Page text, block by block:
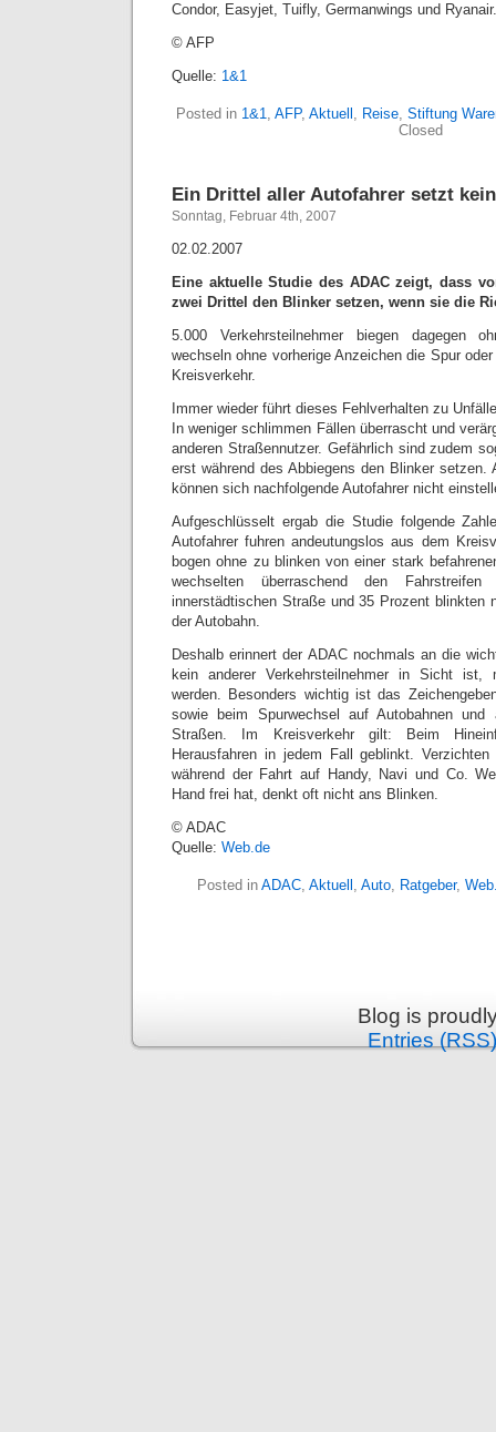
Condor, Easyjet, Tuifly, Germanwings und Ryanair.
© AFP
Quelle: 1&1
Posted in 1&1, AFP, Aktuell , Reise, Stiftung
Closed
Ein Drittel aller Autofahrer setzt
Sonntag, Februar 4th, 2007
02.02.2007
Eine aktuelle Studie des ADAC zeigt, dass
zwei Drittel den Blinker setzen, wenn sie die
5.000 Verkehrsteilnehmer biegen dagegen
wechseln ohne vorherige Anzeichen die Spur
Kreisverkehr.
Immer wieder führt dieses Fehlverhalten zu
In weniger schlimmen Fällen überrascht und
anderen Straßennutzer. Gefährlich sind zudem
erst während des Abbiegens den Blinker setzen.
können sich nachfolgende Autofahrer nicht
Aufgeschlüsselt ergab die Studie folgende
Autofahrer fuhren andeutungslos aus dem
bogen ohne zu blinken von einer stark
wechselten überraschend den
innerstädtischen Straße und 35 Prozent blinkten
der Autobahn.
Deshalb erinnert der ADAC nochmals an die
kein anderer Verkehrsteilnehmer in Sicht
werden. Besonders wichtig ist das
sowie beim Spurwechsel auf Autobahnen und
Straßen. Im Kreisverkehr gilt: Beim
Herausfahren in jedem Fall geblinkt. Verzichten
während der Fahrt auf Handy, Navi und Co.
Hand frei hat, denkt oft nicht ans Blinken.
© ADAC
Quelle: Web.de
Posted in ADAC, Aktuell , Auto, Ratgeber,
Blog is
Entries (RSS)